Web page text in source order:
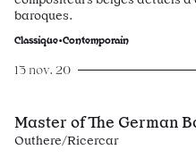
baroques.
Classique•Contemporain
13 nov. 20
Master of The German
Outhere/Ricercar